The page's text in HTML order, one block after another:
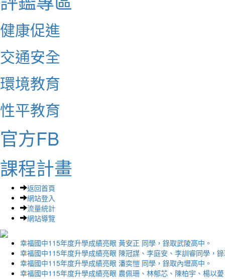
健康促進
交通安全
環境教育
性平教育
官方FB
課程計畫
返回首頁
網站登入
流量統計
網站導覽
幸福國中115年度升學成績亮眼 黃安正 同學，錄取武陵高中。
幸福國中115年度升學成績亮眼 陳冠謀、李庭安、李訓睿同學，
幸福國中115年度升學成績亮眼 潘奕愷 同學，錄取內壢高中。
幸福國中115年度升學成績亮眼 農佩珊、林郁芯、陳柏宇、楊以